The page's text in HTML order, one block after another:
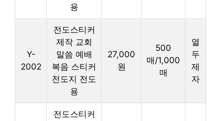
용
Y-
2002
전도스티커
제작 교회
말씀 예배
복음 스티커
전도지 전도
용
27,000
원
500
매/1,000
매
열
두
제
자
전도스티커